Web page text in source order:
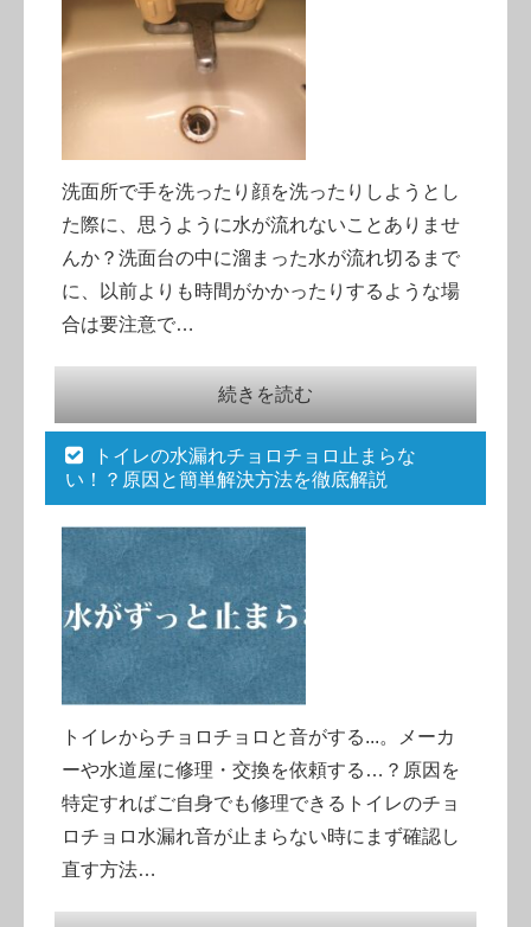
洗面所で手を洗ったり顔を洗ったりしようとし
た際に、思うように水が流れないことありませ
んか？洗面台の中に溜まった水が流れ切るまで
に、以前よりも時間がかかったりするような場
合は要注意で…
続きを読む
トイレの水漏れチョロチョロ止まらな
い！？原因と簡単解決方法を徹底解説
トイレからチョロチョロと音がする...。メーカ
ーや水道屋に修理・交換を依頼する…？原因を
特定すればご自身でも修理できるトイレのチョ
ロチョロ水漏れ音が止まらない時にまず確認し
直す方法…